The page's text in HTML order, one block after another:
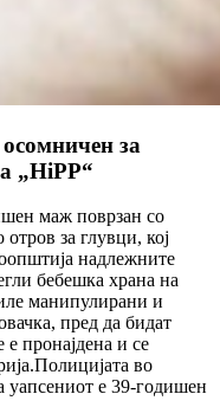
за
„HiPP“
маж поврзан со
за глувци, кој
надлежните
бебешка храна на
манипулирани и
пред да бидат
пронајдена и се
во
уапсениот е 39-годишен